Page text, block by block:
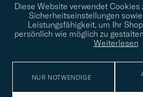
Diese Website verwendet
Sicherheitseinstellungen
Leistungsfähigkeit, um Ihr
persönlich wie möglich zu
Weiterlesen
NUR NOTWENDIGE
info@careofcarl.de
Benötigen Sie Hilfe bei der Suche nach
Wenden Sie sich an uns, wir helfen